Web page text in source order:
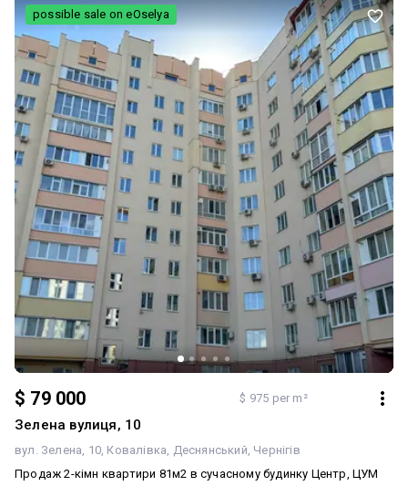
панельний, виробник Україна. Встановлений лічильник на газ,
виведені труби для підключення води, встановлені розетки та
вимикачі світла. Є ІНШІ ВАРІАНТИ КВАРТИР,РІЗНА КВАДРАТУРА ТА
ПОВЕРХИ! Пишіть/дзвоніть на Viber щоб отримати детальну
інформацію
$ 79 000 $ 975 per m²
Зелена вулиця, 10
вул. Зелена, 10 Ковалівка Деснянський Чернігів
Продаж 2-кімн квартири 81м2 в сучасному будинку Центр, ЦУМ
possible sale on eOselya